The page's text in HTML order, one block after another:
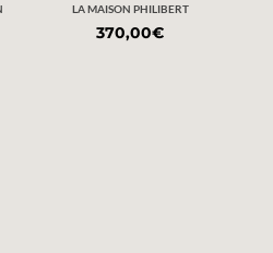
LA MAISON PHILIBERT
370,00€